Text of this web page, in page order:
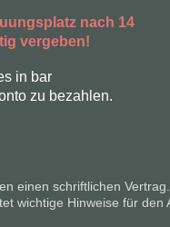
nach 14
vergeben!
in bar
zu bezahlen.
einen schriftlichen
wichtige Hinweise für den